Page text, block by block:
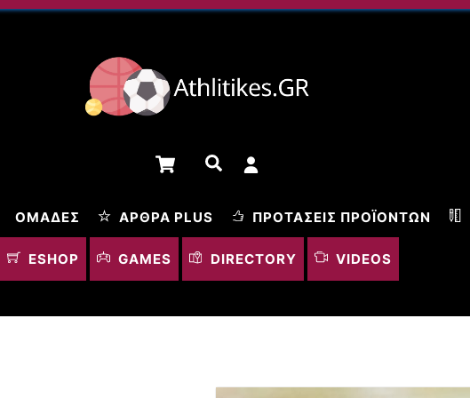
Cart Αναζήτηση
ΟΜΆΔΕΣ ΆΡΘΡΑ PLUS ΠΡΟΤΆΣΕΙΣ ΠΡΟΪΌΝΤΩΝ
ESHOP GAMES DIRECTORY VIDEOS